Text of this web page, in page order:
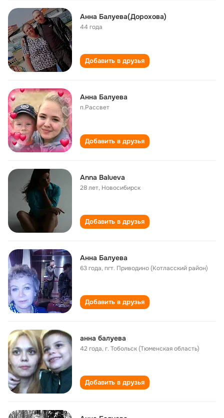
Анна Балуева(Дорохова)
44 года
Добавить в друзья
Анна Балуева
п.Рассвет
Добавить в друзья
Anna Balueva
28 лет, Новосибирск
Добавить в друзья
Анна Балуева
63 года,пгт. Приводино (Котласский район)
Добавить в друзья
анна балуева
42 года,г. Тобольск (Тюменская область)
Добавить в друзья